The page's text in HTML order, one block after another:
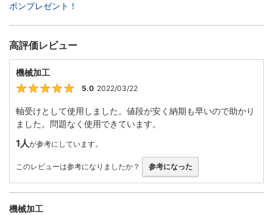
ポンプレゼント！
高評価レビュー
機械加工
5
5.0 2022/03/22
軸受けとして使用しました。値段が安く納期も早いので助かり
ました。問題なく使用できています。
1人が参考にしています。
このレビューは参考になりましたか？ 参考になった
機械加工